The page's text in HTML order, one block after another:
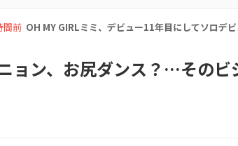
間前 BTS V、ワールドカップ出入証を公開…証明写真で
ョン、お尻ダンス？…そのビ